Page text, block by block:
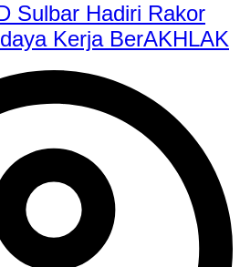
Sulbar Hadiri Rakor
Kerja BerAKHLAK